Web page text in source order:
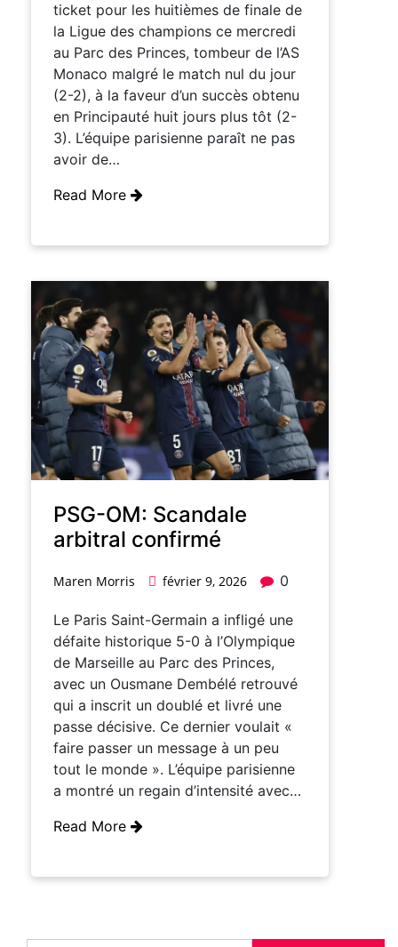
ticket pour les huitièmes de finale de
la Ligue des champions ce mercredi
au Parc des Princes, tombeur de l’AS
Monaco malgré le match nul du jour
(2-2), à la faveur d’un succès obtenu
en Principauté huit jours plus tôt (2-
3). L’équipe parisienne paraît ne pas
avoir de…
Read More
PSG-OM: Scandale
arbitral confirmé
Maren Morris février 9, 2026 0
Le Paris Saint-Germain a infligé une
défaite historique 5-0 à l’Olympique
de Marseille au Parc des Princes,
avec un Ousmane Dembélé retrouvé
qui a inscrit un doublé et livré une
passe décisive. Ce dernier voulait «
faire passer un message à un peu
tout le monde ». L’équipe parisienne
a montré un regain d’intensité avec…
Read More